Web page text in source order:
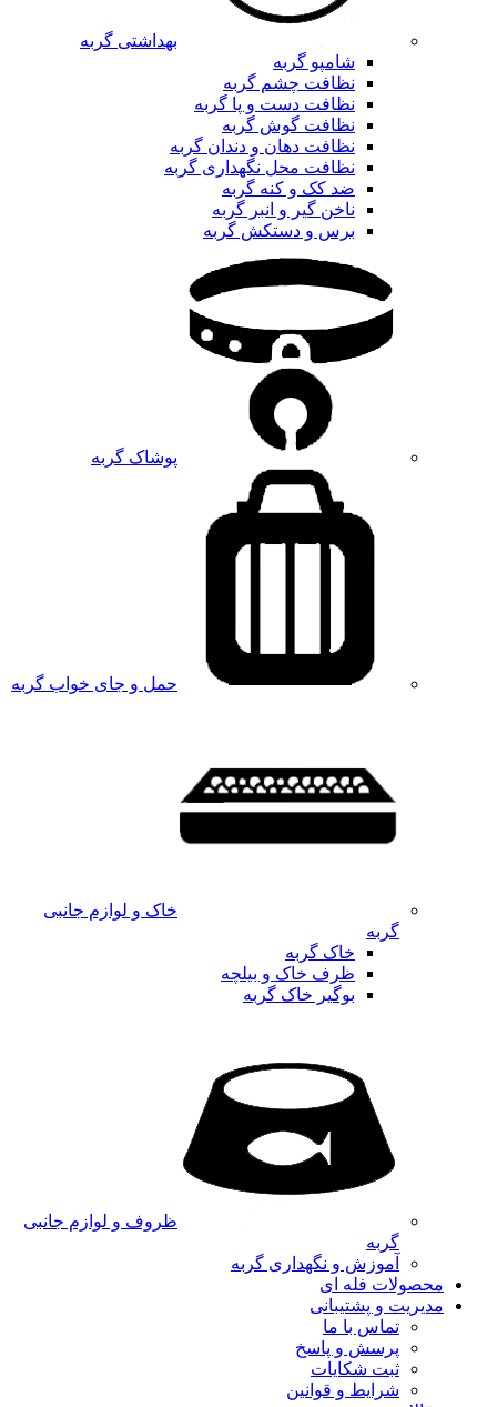
بهداشتی گربه
شامپو گربه
نظافت چشم گربه
نظافت دست و پا گربه
نظافت گوش گربه
نظافت دهان و دندان گربه
نظافت محل نگهداری گربه
ضد کک و کنه گربه
ناخن گیر و انبر گربه
برس و دستکش گربه
پوشاک گربه
حمل و جای خواب گربه
خاک و لوازم جانبی
گربه
خاک گربه
ظرف خاک و بیلچه
بوگیر خاک گربه
ظروف و لوازم جانبی
گربه
آموزش و نگهداری گربه
محصولات فله ای
مدیریت و پشتیبانی
تماس با ما
پرسش و پاسخ
ثبت شکایات
شرایط و قوانین